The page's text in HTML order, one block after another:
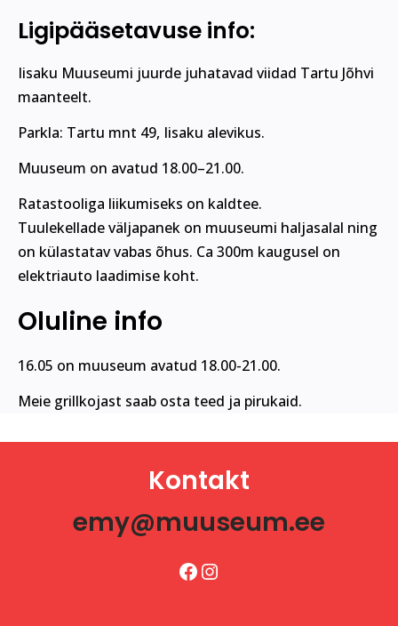
Ligipääsetavuse info:
Iisaku Muuseumi juurde juhatavad viidad Tartu Jõhvi
maanteelt.
Parkla: Tartu mnt 49, Iisaku alevikus.
Muuseum on avatud 18.00–21.00.
Ratastooliga liikumiseks on kaldtee.
Tuulekellade väljapanek on muuseumi haljasalal ning
on külastatav vabas õhus. Ca 300m kaugusel on
elektriauto laadimise koht.
Oluline info
16.05 on muuseum avatud 18.00-21.00.
Meie grillkojast saab osta teed ja pirukaid.
Kontakt
emy@muuseum.ee
Facebook
Instagram